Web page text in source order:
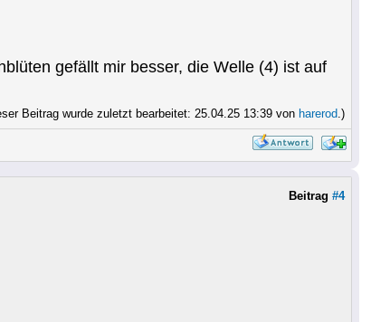
gefällt mir besser, die Welle (4) ist auf
Beitrag wurde zuletzt bearbeitet: 25.04.25 13:39 von harerod.)
Beitrag #4